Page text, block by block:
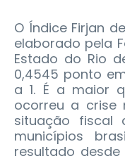
O Índice Firjan
elaborado pela
Estado do Rio
0,4545 ponto
a 1. É a maior
ocorreu a crise
situação fiscal
municípios
resultado